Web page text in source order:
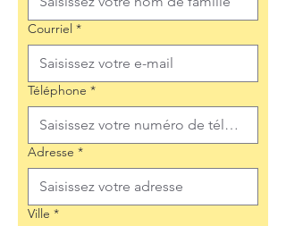
Courriel *
Téléphone *
Adresse *
Ville *